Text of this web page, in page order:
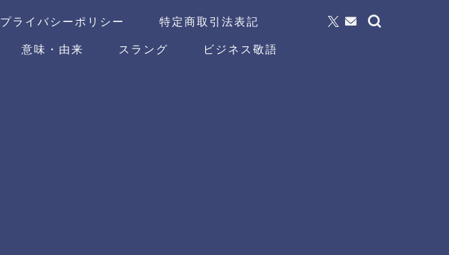
プライバシーポリシー
特定商取引法表記
意味・由来 スラング
ビジネス敬語